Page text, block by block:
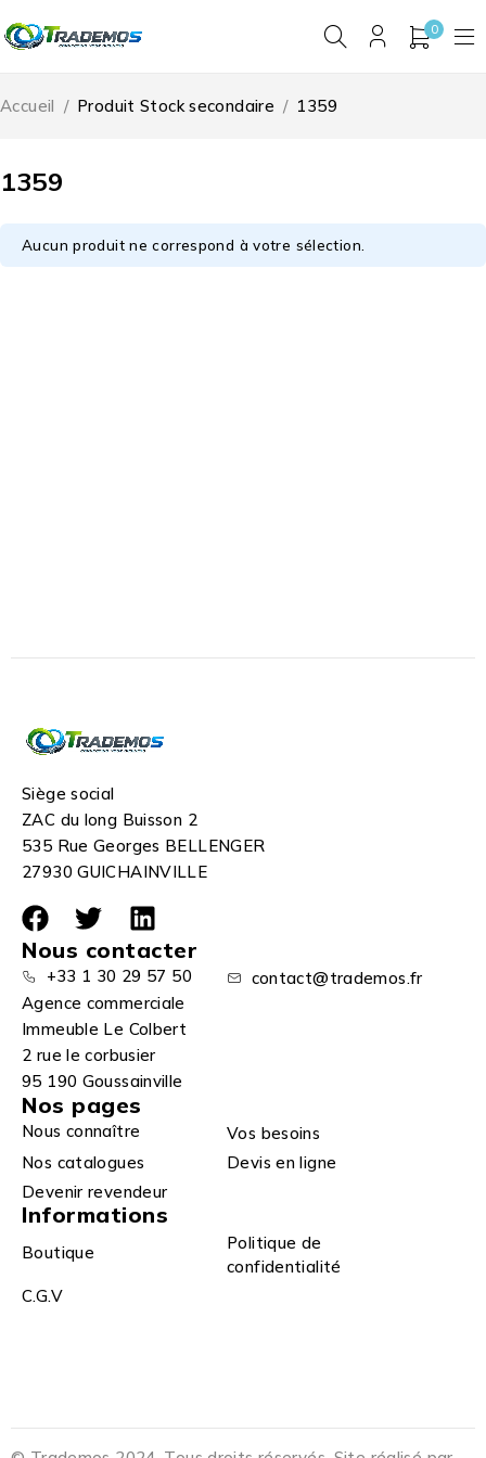
0
1359
Accueil / Produit Stock secondaire / 1359
Aucun produit ne correspond à votre sélection.
Siège social
ZAC du long Buisson 2
535 Rue Georges BELLENGER
27930 GUICHAINVILLE
Nous contacter
+33 1 30 29 57 50
contact@trademos.fr
Agence commerciale
Immeuble Le Colbert
2 rue le corbusier
95 190 Goussainville
Nos pages
Nous connaître
Vos besoins
Nos catalogues
Devis en ligne
Devenir revendeur
Informations
Boutique
Politique de
confidentialité
C.G.V